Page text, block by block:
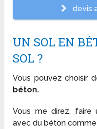
devis
UN SOL EN
SOL ?
Vous pouvez choisir
béton.
Vous me direz, faire
avec du béton comme